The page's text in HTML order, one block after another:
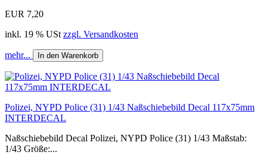
EUR 7,20
inkl. 19 % USt zzgl. Versandkosten
mehr... In den Warenkorb
Polizei, NYPD Police (31) 1/43 Naßschiebebild Decal 117x75mm
INTERDECAL
Naßschiebebild Decal Polizei, NYPD Police (31) 1/43 Maßstab:
1/43 Größe:...